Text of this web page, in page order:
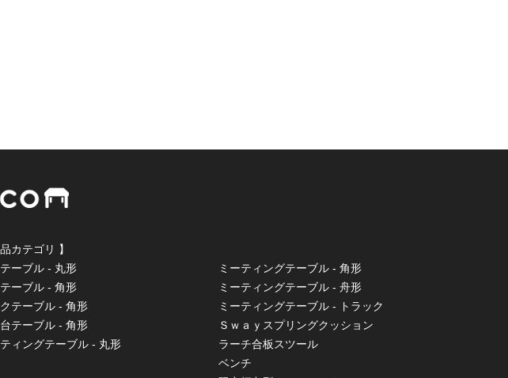
品カテゴリ 】
ーブル - 丸形
ーブル - 角形
テーブル - 角形
テーブル - 角形
ィングテーブル - 丸形
ミーティングテーブル - 角形
ミーティングテーブル - 舟形
ミーティングテーブル - トラック
Ｓｗａｙスプリングクッション
ラーチ合板スツール
ベンチ